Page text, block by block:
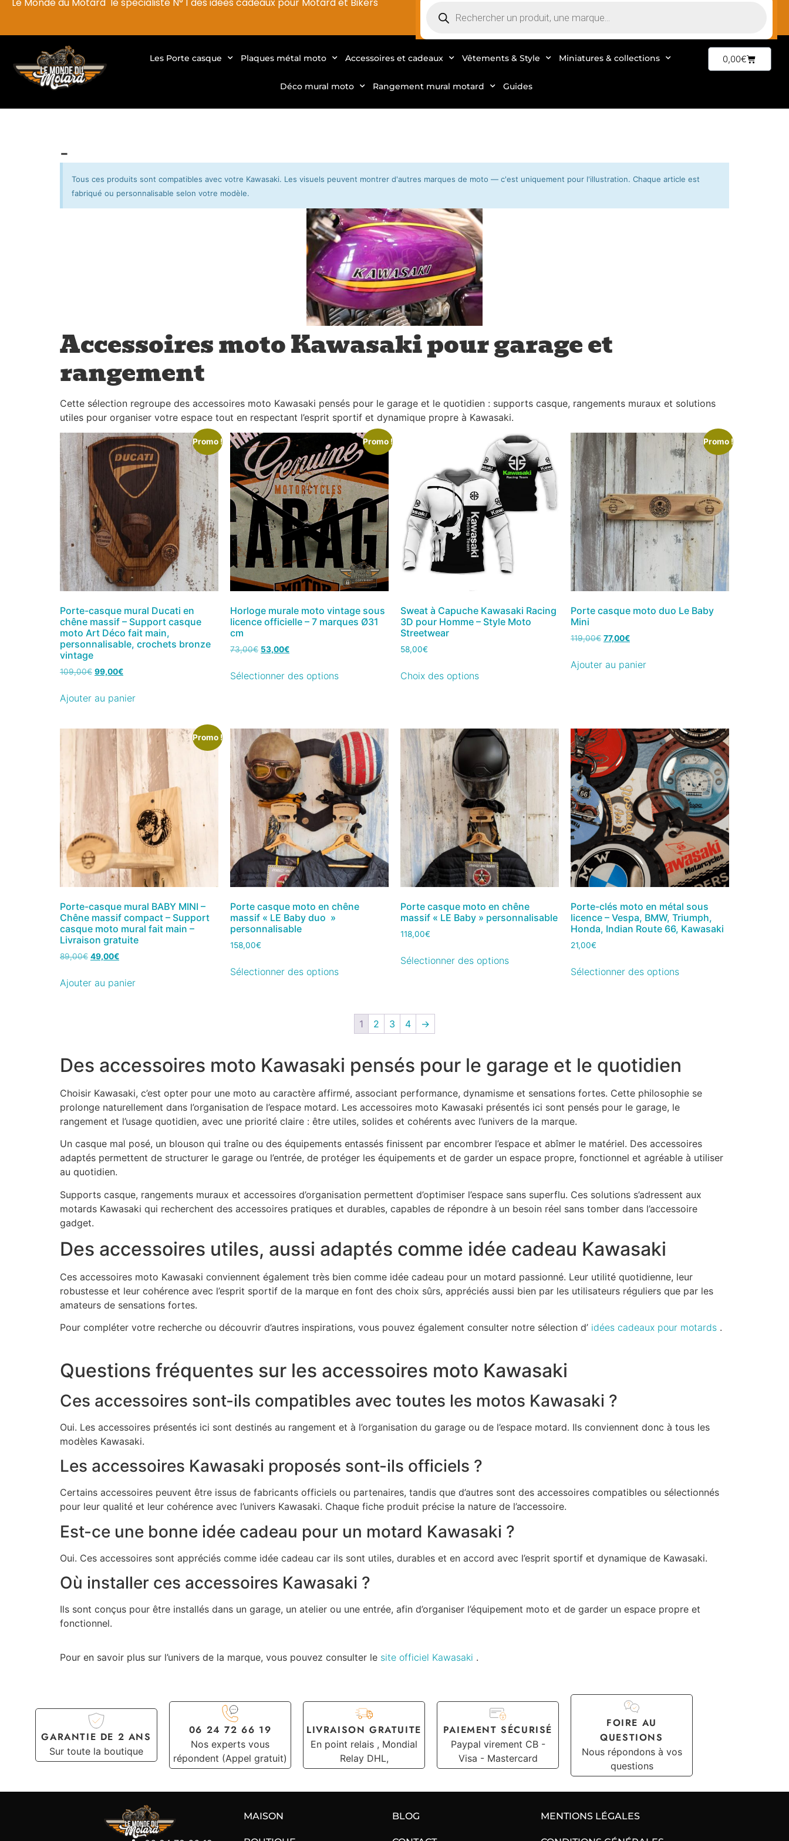
Les Porte casque Plaques métal moto Accessoires et cadeaux Vêtements & Style Miniatures & collections
Déco mural moto Rangement mural motard Guides
0,00€
-
Tous ces produits sont compatibles avec votre Kawasaki. Les visuels peuvent montrer d'autres marques de moto — c'est uniquement pour l'illustration. Chaque article est
fabriqué ou personnalisable selon votre modèle.
Accessoires moto Kawasaki pour garage et
rangement
Cette sélection regroupe des accessoires moto Kawasaki pensés pour le garage et le quotidien : supports casque, rangements muraux et solutions
utiles pour organiser votre espace tout en respectant l’esprit sportif et dynamique propre à Kawasaki.
Promo !
Porte-casque mural Ducati en
chêne massif – Support casque
moto Art Déco fait main,
personnalisable, crochets bronze
vintage
109,00€ 99,00€
Ajouter au panier
Promo !
Horloge murale moto vintage sous
licence officielle – 7 marques Ø31
cm
73,00€ 53,00€
Sélectionner des options
Sweat à Capuche Kawasaki Racing
3D pour Homme – Style Moto
Streetwear
58,00€
Choix des options
Promo !
Porte casque moto duo Le Baby
Mini
119,00€ 77,00€
Ajouter au panier
Promo !
Porte-casque mural BABY MINI –
Chêne massif compact – Support
casque moto mural fait main –
Livraison gratuite
89,00€ 49,00€
Ajouter au panier
Porte casque moto en chêne
massif « LE Baby duo »
personnalisable
158,00€
Sélectionner des options
Porte casque moto en chêne
massif « LE Baby » personnalisable
118,00€
Sélectionner des options
Porte-clés moto en métal sous
licence – Vespa, BMW, Triumph,
Honda, Indian Route 66, Kawasaki
21,00€
Sélectionner des options
1 2 3 4 →
Des accessoires moto Kawasaki pensés pour le garage et le quotidien
Choisir Kawasaki, c’est opter pour une moto au caractère affirmé, associant performance, dynamisme et sensations fortes. Cette philosophie se
prolonge naturellement dans l’organisation de l’espace motard. Les accessoires moto Kawasaki présentés ici sont pensés pour le garage, le
rangement et l’usage quotidien, avec une priorité claire : être utiles, solides et cohérents avec l’univers de la marque.
Un casque mal posé, un blouson qui traîne ou des équipements entassés finissent par encombrer l’espace et abîmer le matériel. Des accessoires
adaptés permettent de structurer le garage ou l’entrée, de protéger les équipements et de garder un espace propre, fonctionnel et agréable à utiliser
au quotidien.
Supports casque, rangements muraux et accessoires d’organisation permettent d’optimiser l’espace sans superflu. Ces solutions s’adressent aux
motards Kawasaki qui recherchent des accessoires pratiques et durables, capables de répondre à un besoin réel sans tomber dans l’accessoire
gadget.
Des accessoires utiles, aussi adaptés comme idée cadeau Kawasaki
Ces accessoires moto Kawasaki conviennent également très bien comme idée cadeau pour un motard passionné. Leur utilité quotidienne, leur
robustesse et leur cohérence avec l’esprit sportif de la marque en font des choix sûrs, appréciés aussi bien par les utilisateurs réguliers que par les
amateurs de sensations fortes.
Pour compléter votre recherche ou découvrir d’autres inspirations, vous pouvez également consulter notre sélection d’ idées cadeaux pour motards .
Questions fréquentes sur les accessoires moto Kawasaki
Ces accessoires sont-ils compatibles avec toutes les motos Kawasaki ?
Oui. Les accessoires présentés ici sont destinés au rangement et à l’organisation du garage ou de l’espace motard. Ils conviennent donc à tous les
modèles Kawasaki.
Les accessoires Kawasaki proposés sont-ils officiels ?
Certains accessoires peuvent être issus de fabricants officiels ou partenaires, tandis que d’autres sont des accessoires compatibles ou sélectionnés
pour leur qualité et leur cohérence avec l’univers Kawasaki. Chaque fiche produit précise la nature de l’accessoire.
Est-ce une bonne idée cadeau pour un motard Kawasaki ?
Oui. Ces accessoires sont appréciés comme idée cadeau car ils sont utiles, durables et en accord avec l’esprit sportif et dynamique de Kawasaki.
Où installer ces accessoires Kawasaki ?
Ils sont conçus pour être installés dans un garage, un atelier ou une entrée, afin d’organiser l’équipement moto et de garder un espace propre et
fonctionnel.
Pour en savoir plus sur l’univers de la marque, vous pouvez consulter le site officiel Kawasaki .
GARANTIE DE 2 ANS
Sur toute la boutique
06 24 72 66 19
Nos experts vous
répondent (Appel gratuit)
LIVRAISON GRATUITE
En point relais , Mondial
Relay DHL,
PAIEMENT SÉCURISÉ
Paypal virement CB -
Visa - Mastercard
FOIRE AU
QUESTIONS
Nous répondons à vos
questions
MAISON BLOG MENTIONS LÉGALES